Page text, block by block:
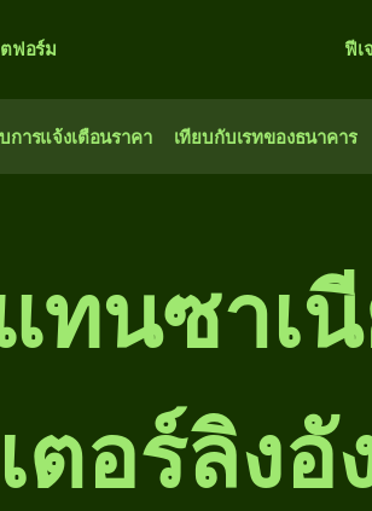
ฟอร์ม ฟีเ
การแจ้งเตือนราคา เทียบกับเรทของธนาคาร
ทนซาเ
ตอร์ลิงอั